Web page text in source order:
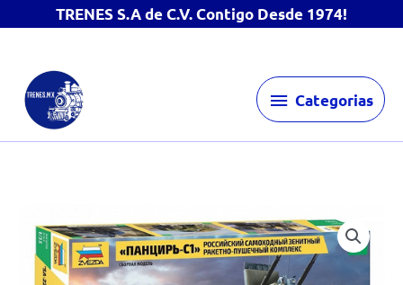
TRENES S.A de C.V. Contigo Desde 1974!
contenido
Categorias
Categorias